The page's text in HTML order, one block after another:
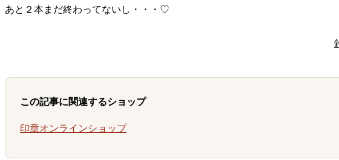
あと２本まだ終わってないし・・・♡
この記事に関連するショップ
印章オンラインショップ